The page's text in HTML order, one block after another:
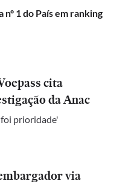
nº 1 do País em ranking
cita
da Anac
foi prioridade'
via